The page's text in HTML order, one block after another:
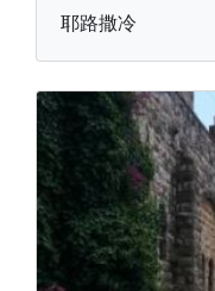
耶路撒冷